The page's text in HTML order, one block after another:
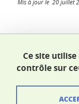
Mis à jour le 20 juillet
École doctorale
Maison du
110 rue de la
ed-shpt@univ-
Ce site
contrôle sur